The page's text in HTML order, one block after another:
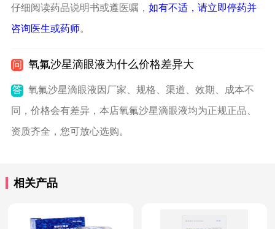
仔细阅读药品说明书或遵医嘱， 如有不适，请立即停药并
咨询医生或药师。
问 氧氟沙星滴眼液为什么价格差异大
答 氧氟沙星滴眼液因厂家、规格、渠道、效期、成本不
同，价格会有差异，本店氧氟沙星滴眼液均为正规正品、
资质齐全，您可放心选购。
相关产品